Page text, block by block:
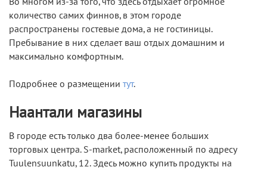
количество самих финнов, в этом городе
распространены гостевые дома, а не гостиницы.
Пребывание в них сделает ваш отдых домашним и
максимально комфортным.
Подробнее о размещении тут.
Наантали магазины
В городе есть только два более-менее больших
торговых центра. S-market, расположенный по адресу
Tuulensuunkatu, 12. Здесь можно купить продукты на